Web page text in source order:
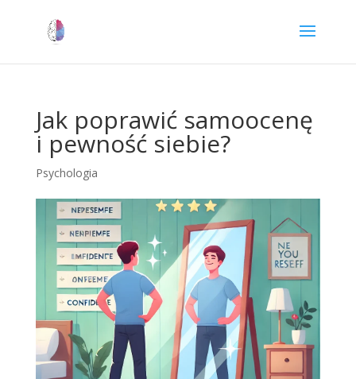
Jak poprawić samoocenę
i pewność siebie?
Psychologia